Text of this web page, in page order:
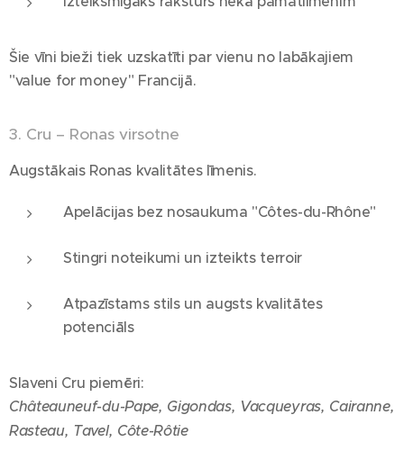
Šie vīni bieži tiek uzskatīti par vienu no labākajiem
"value for money" Francijā.
3. Cru – Ronas virsotne
Augstākais Ronas kvalitātes līmenis.
Apelācijas bez nosaukuma "Côtes-du-Rhône"
Stingri noteikumi un izteikts terroir
Atpazīstams stils un augsts kvalitātes
potenciāls
Slaveni Cru piemēri:
Châteauneuf-du-Pape, Gigondas, Vacqueyras, Cairanne,
Rasteau, Tavel, Côte-Rôtie